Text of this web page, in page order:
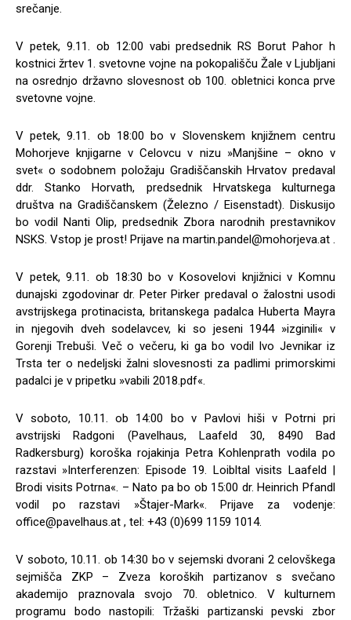
srečanje.
V petek, 9.11. ob 12:00 vabi predsednik RS Borut Pahor h
kostnici žrtev 1. svetovne vojne na pokopališču Žale v Ljubljani
na osrednjo državno slovesnost ob 100. obletnici konca prve
svetovne vojne.
V petek, 9.11. ob 18:00 bo v Slovenskem knjižnem centru
Mohorjeve knjigarne v Celovcu v nizu »Manjšine – okno v
svet« o sodobnem položaju Gradiščanskih Hrvatov predaval
ddr. Stanko Horvath, predsednik Hrvatskega kulturnega
društva na Gradiščanskem (Železno / Eisenstadt). Diskusijo
bo vodil Nanti Olip, predsednik Zbora narodnih prestavnikov
NSKS. Vstop je prost! Prijave na martin.pandel@mohorjeva.at .
V petek, 9.11. ob 18:30 bo v Kosovelovi knjižnici v Komnu
dunajski zgodovinar dr. Peter Pirker predaval o žalostni usodi
avstrijskega protinacista, britanskega padalca Huberta Mayra
in njegovih dveh sodelavcev, ki so jeseni 1944 »izginili« v
Gorenji Trebuši. Več o večeru, ki ga bo vodil Ivo Jevnikar iz
Trsta ter o nedeljski žalni slovesnosti za padlimi primorskimi
padalci je v pripetku »vabili 2018.pdf«.
V soboto, 10.11. ob 14:00 bo v Pavlovi hiši v Potrni pri
avstrijski Radgoni (Pavelhaus, Laafeld 30, 8490 Bad
Radkersburg) koroška rojakinja Petra Kohlenprath vodila po
razstavi »Interferenzen: Episode 19. Loibltal visits Laafeld |
Brodi visits Potrna«. – Nato pa bo ob 15:00 dr. Heinrich Pfandl
vodil po razstavi »Štajer-Mark«. Prijave za vodenje:
office@pavelhaus.at , tel: +43 (0)699 1159 1014.
V soboto, 10.11. ob 14:30 bo v sejemski dvorani 2 celovškega
sejmišča ZKP – Zveza koroških partizanov s svečano
akademijo praznovala svojo 70. obletnico. V kulturnem
programu bodo nastopili: Tržaški partizanski pevski zbor